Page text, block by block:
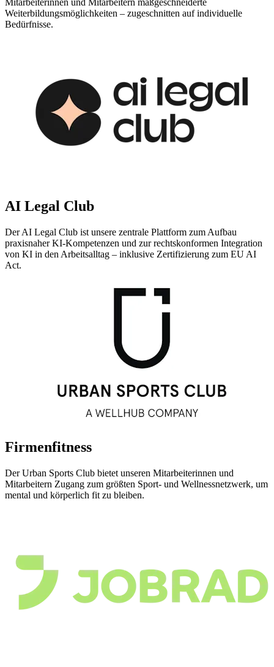
Mitarbeiterinnen und Mitarbeitern maßgeschneiderte
Weiterbildungsmöglichkeiten – zugeschnitten auf individuelle
Bedürfnisse.
AI Legal Club
Der AI Legal Club ist unsere zentrale Plattform zum Aufbau
praxisnaher KI-Kompetenzen und zur rechtskonformen Integration
von KI in den Arbeitsalltag – inklusive Zertifizierung zum EU AI
Act.
Firmenfitness
Der Urban Sports Club bietet unseren Mitarbeiterinnen und
Mitarbeitern Zugang zum größten Sport- und Wellnessnetzwerk, um
mental und körperlich fit zu bleiben.